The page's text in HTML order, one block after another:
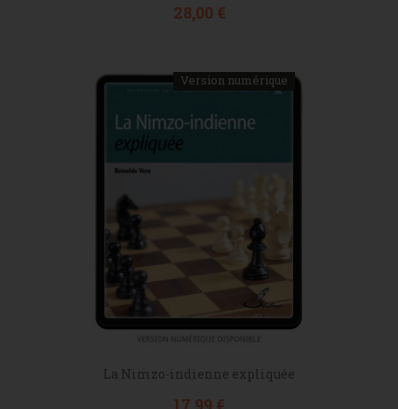
Prix
28,00 €
Version numérique
La Nimzo-indienne expliquée
Prix
17,99 €